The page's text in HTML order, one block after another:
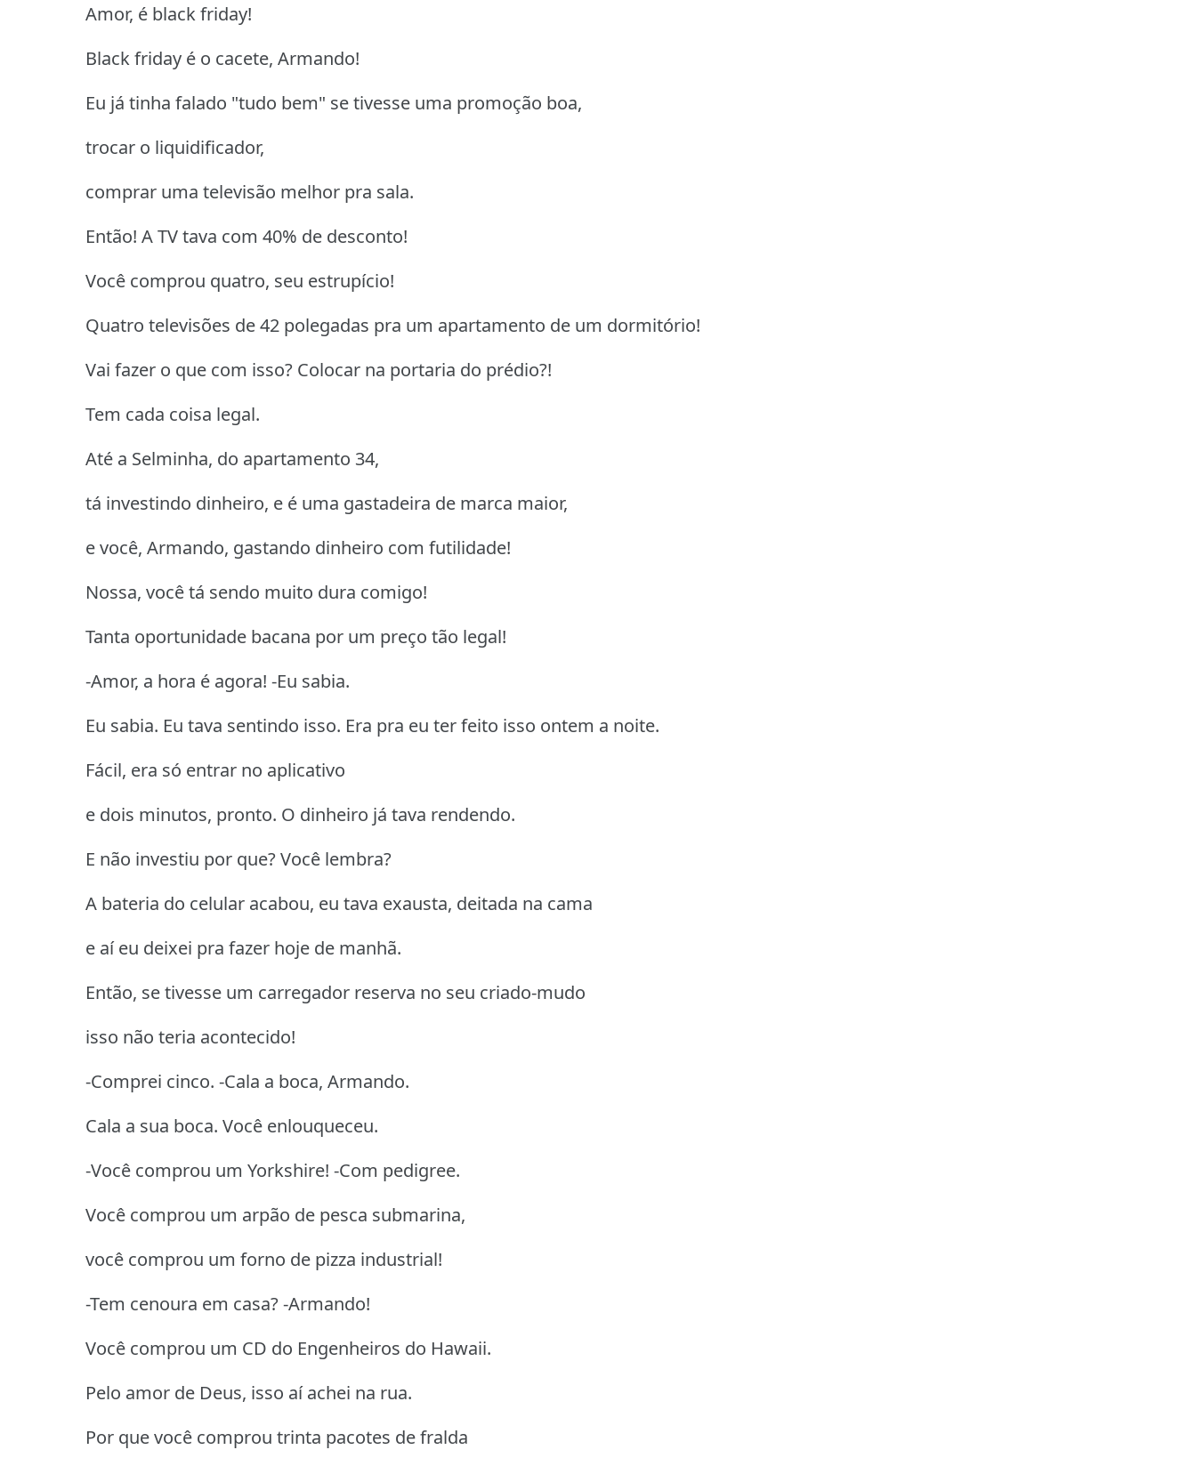
Amor, é black friday!
Black friday é o cacete, Armando!
Eu já tinha falado "tudo bem" se tivesse uma promoção boa,
trocar o liquidificador,
comprar uma televisão melhor pra sala.
Então! A TV tava com 40% de desconto!
Você comprou quatro, seu estrupício!
Quatro televisões de 42 polegadas pra um apartamento de um dormitório!
Vai fazer o que com isso? Colocar na portaria do prédio?!
Tem cada coisa legal.
Até a Selminha, do apartamento 34,
tá investindo dinheiro, e é uma gastadeira de marca maior,
e você, Armando, gastando dinheiro com futilidade!
Nossa, você tá sendo muito dura comigo!
Tanta oportunidade bacana por um preço tão legal!
-Amor, a hora é agora! -Eu sabia.
Eu sabia. Eu tava sentindo isso. Era pra eu ter feito isso ontem a noite.
Fácil, era só entrar no aplicativo
e dois minutos, pronto. O dinheiro já tava rendendo.
E não investiu por que? Você lembra?
A bateria do celular acabou, eu tava exausta, deitada na cama
e aí eu deixei pra fazer hoje de manhã.
Então, se tivesse um carregador reserva no seu criado-mudo
isso não teria acontecido!
-Comprei cinco. -Cala a boca, Armando.
Cala a sua boca. Você enlouqueceu.
-Você comprou um Yorkshire! -Com pedigree.
Você comprou um arpão de pesca submarina,
você comprou um forno de pizza industrial!
-Tem cenoura em casa? -Armando!
Você comprou um CD do Engenheiros do Hawaii.
Pelo amor de Deus, isso aí achei na rua.
Por que você comprou trinta pacotes de fralda